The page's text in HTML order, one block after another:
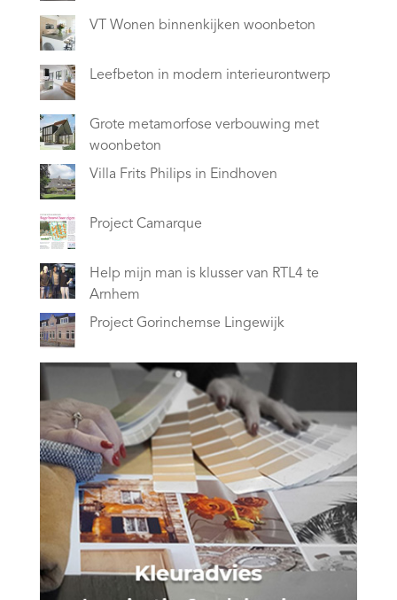
VT Wonen binnenkijken woonbeton
Leefbeton in modern interieurontwerp
Grote metamorfose verbouwing met
woonbeton
Villa Frits Philips in Eindhoven
Project Camarque
Help mijn man is klusser van RTL4 te
Arnhem
Project Gorinchemse Lingewijk